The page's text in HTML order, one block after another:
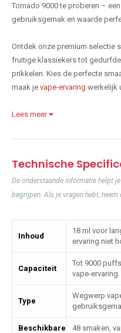
Tornado 9000 te proberen – een
gebruiksgemak en waarde
Ontdek onze premium selectie
fruitige klassiekers tot
prikkelen. Kies de perfecte
maak je vape-ervaring werkelijk
Lees meer
Technische
De onderstaande informatie helpt
begrijpen. Als je vragen hebt,
Inhoud
18 ml voor
ervaring niet
Capaciteit
Tot 9000
vape-ervaring.
Type
Wegwerp
Beschikbare
48 smaken,